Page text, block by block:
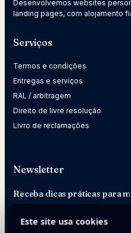
Desenvolvemos websites
landing pages, com alojamento
Serviços
Termos e condições
Entregas e serviços
RAL / arbitragem
Direito de livre resolução
Livro de reclamações
Newsletter
Receba dicas práticas para
Este site usa cookies